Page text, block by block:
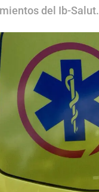
del Ib-Salut.